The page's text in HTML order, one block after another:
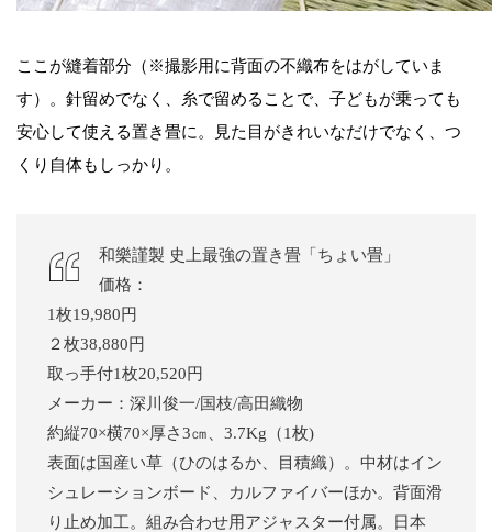
ここが縫着部分（※撮影用に背面の不織布をはがしていま
す）。針留めでなく、糸で留めることで、子どもが乗っても
安心して使える置き畳に。見た目がきれいなだけでなく、つ
くり自体もしっかり。
和樂謹製 史上最強の置き畳「ちょい畳」
価格：
1枚19,980円
２枚38,880円
取っ手付1枚20,520円
メーカー：深川俊一/国枝/高田織物
約縦70×横70×厚さ3㎝、3.7Kg（1枚)
表面は国産い草（ひのはるか、目積織）。中材はイン
シュレーションボード、カルファイバーほか。背面滑
り止め加工。組み合わせ用アジャスター付属。日本